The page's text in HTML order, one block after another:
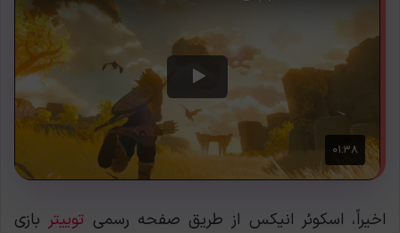
اخیراً، اسکوئر انیکس از طریق صفحه رسمی توییتر بازی